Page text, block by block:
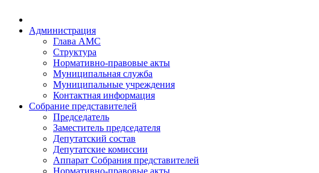
Администрация
Глава АМС
Структура
Нормативно-правовые акты
Муниципальная служба
Муниципальные учреждения
Контактная информация
Собрание представителей
Председатель
Заместитель председателя
Депутатский состав
Депутатские комиссии
Аппарат Собрания представителей
Нормативно-правовые акты